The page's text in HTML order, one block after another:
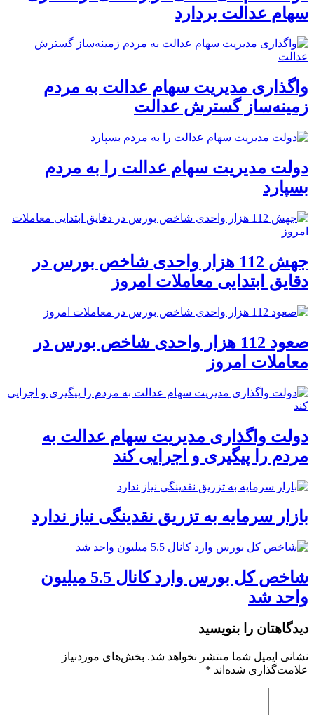
سهام عدالت بردارد
واگذاری مدیریت سهام عدالت به مردم
زمینه‌ساز گسترش عدالت
دولت مدیریت سهام عدالت را به مردم
بسپارد
جهش 112 هزار واحدی شاخص بورس در
دقایق ابتدایی معاملات امروز
صعود 112 هزار واحدی شاخص بورس در
معاملات امروز
دولت واگذاری مدیریت سهام عدالت به
مردم را پیگیری و اجرایی کند
بازار سرمایه به تزریق نقدینگی نیاز ندارد
شاخص کل بورس وارد کانال 5.5 میلیون
واحد شد
دیدگاهتان را بنویسید
نشانی ایمیل شما منتشر نخواهد شد. بخش‌های موردنیاز
علامت‌گذاری شده‌اند *